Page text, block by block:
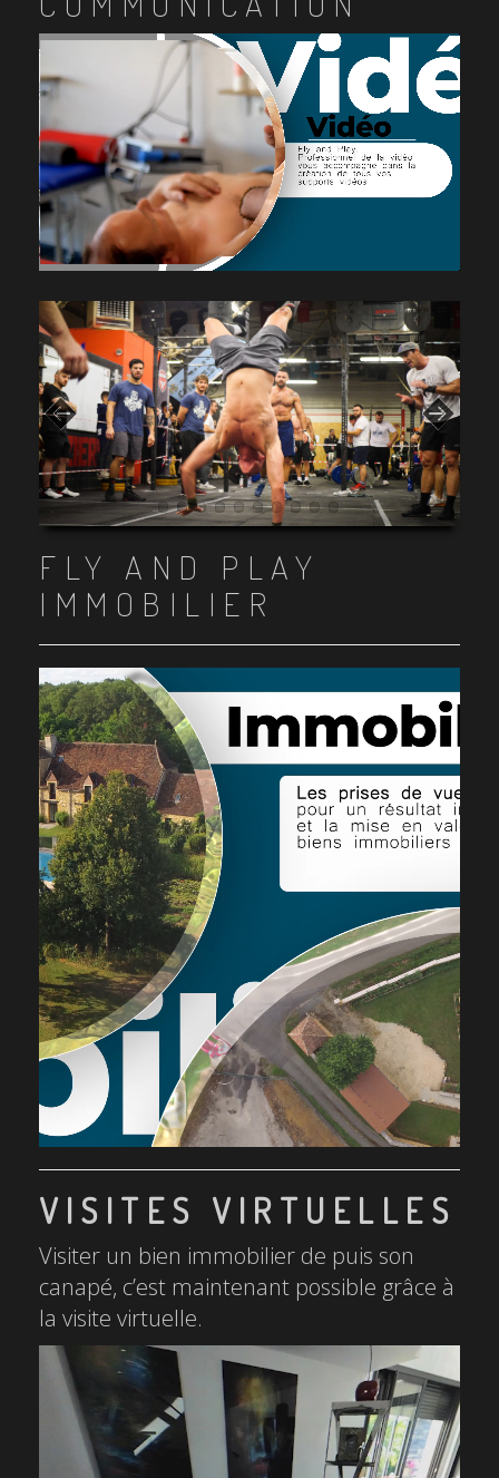
Item 1
Item 2
Item 3
Item 4
Item 5
Item 6
Item 7
Item 8
Item 9
Item 10
FLY AND PLAY
IMMOBILIER
VISITES VIRTUELLES
Visiter un bien immobilier de puis son
canapé, c’est maintenant possible grâce à
la visite virtuelle.